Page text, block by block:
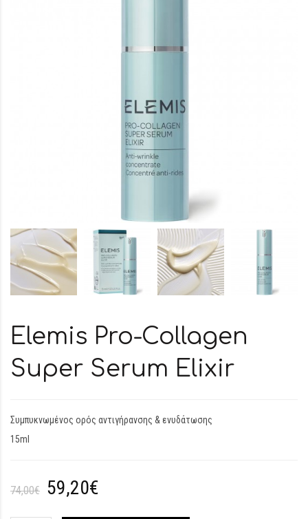
Elemis Pro-Collagen
Super Serum Elixir
Συμπυκνωμένος ορός αντιγήρανσης & ενυδάτωσης
15ml
74,00€ 59,20€